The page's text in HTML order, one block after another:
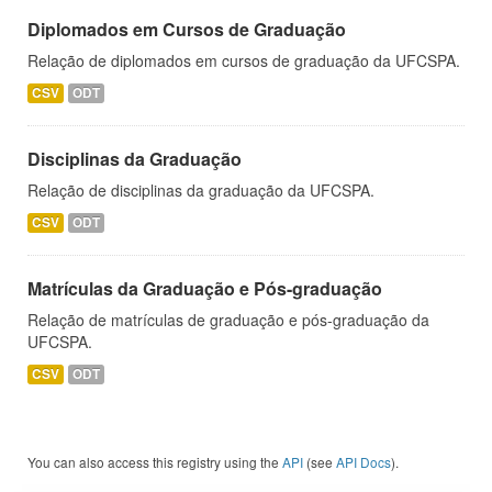
Diplomados em Cursos de Graduação
Relação de diplomados em cursos de graduação da UFCSPA.
CSV ODT
Disciplinas da Graduação
Relação de disciplinas da graduação da UFCSPA.
CSV ODT
Matrículas da Graduação e Pós-graduação
Relação de matrículas de graduação e pós-graduação da
UFCSPA.
CSV ODT
You can also access this registry using the API (see API Docs).